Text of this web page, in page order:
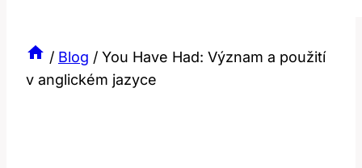
/ Blog / You Have Had: Význam a použití
v anglickém jazyce